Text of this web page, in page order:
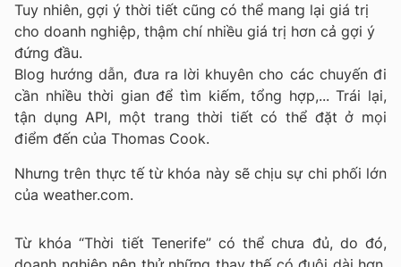
Tuy nhiên, gợi ý thời tiết cũng có thể mang lại giá trị
cho doanh nghiệp, thậm chí nhiều giá trị hơn cả gợi ý
đứng đầu.
Blog hướng dẫn, đưa ra lời khuyên cho các chuyến đi
cần nhiều thời gian để tìm kiếm, tổng hợp,... Trái lại,
tận dụng API, một trang thời tiết có thể đặt ở mọi
điểm đến của Thomas Cook.
Nhưng trên thực tế từ khóa này sẽ chịu sự chi phối lớn
của weather.com.
Từ khóa “Thời tiết Tenerife” có thể chưa đủ, do đó,